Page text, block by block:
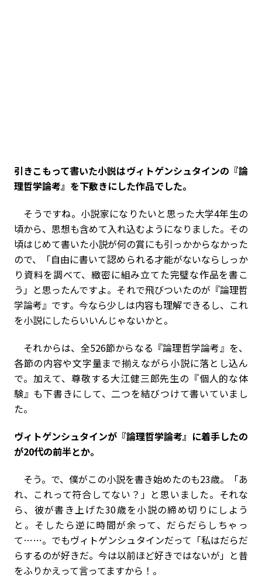
――引きこもって書いた小説はヴィトゲンシュタインの『論
理哲学論考』を下敷きにした作品でした。
そうですね。小説家になりたいと思った大学4年生の
頃から、思想も含めて入れ込むようになりました。その
頃はじめて書いた小説が何の賞にも引っかからなかった
ので、「自由に書いて認められる才能がないならしっか
り資料を調べて、緻密に組み立てた完璧な作品を書こ
う」と思ったんですよ。それで飛びついたのが『論理哲
学論考』です。今なら少しは内容も理解できるし、これ
を小説にしたらいいんじゃないかと。
それからは、全526節からなる『論理哲学論考』を、
各節の内容や文字量まで揃えながら小説に落とし込ん
で。加えて、尊敬する大江健三郎先生の『個人的な体
験』も下書きにして、二つを結びつけて書いていまし
た。
――ヴィトゲンシュタインが『論理哲学論考』に着手したの
が20代の前半とか。
そう。で、僕がこの小説を書き始めたのも23歳。「あ
れ、これって符合してない？」と思いました。それな
ら、彼が書き上げた30歳を小説の締め切りにしよう
と。そしたら逆に時間が余って、だらだらしちゃっ
て……。でもヴィトゲンシュタインだって「私はだらだ
らするのが好きだ。今は以前ほど好きではないが」と昔
をふりかえって言ってますから！。